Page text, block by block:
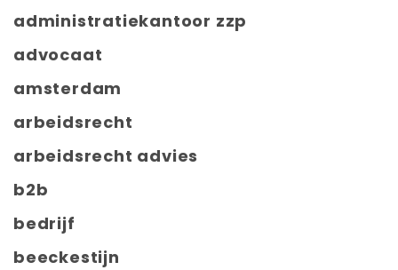
administratiekantoor zzp
advocaat
amsterdam
arbeidsrecht
arbeidsrecht advies
b2b
bedrijf
beeckestijn